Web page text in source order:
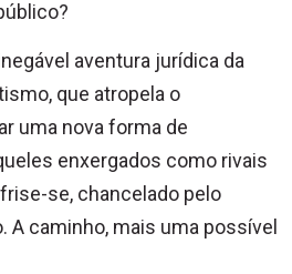
aventura jurídica da
que atropela o
uma nova forma de
enxergados como rivais
se, chancelado pelo
A caminho, mais uma possível